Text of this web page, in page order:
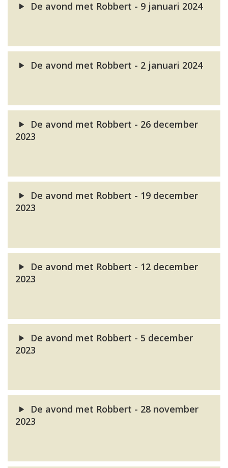
De avond met Robbert - 9 januari 2024
De avond met Robbert - 2 januari 2024
De avond met Robbert - 26 december
2023
De avond met Robbert - 19 december
2023
De avond met Robbert - 12 december
2023
De avond met Robbert - 5 december
2023
De avond met Robbert - 28 november
2023